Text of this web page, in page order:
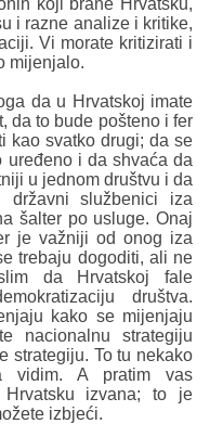
koji brane Hrvatsku,
i razne analize i kritike,
Vi morate kritizirati i
mijenjalo.
da u Hrvatskoj imate
da to bude pošteno i fer
kao svatko drugi; da se
uređeno i da shvaća da
u jednom društvu i da
službenici iza
šalter po usluge. Onaj
je važniji od onog iza
trebaju dogoditi, ali ne
da Hrvatskoj fale
društva.
kako se mijenjaju
nacionalnu strategiju
strategiju. To tu nekako
vidim. A pratim vas
Hrvatsku izvana; to je
izbjeći.